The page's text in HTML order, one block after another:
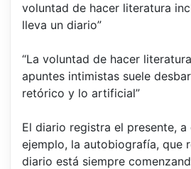
voluntad de hacer literatura
lleva un diario”
“La voluntad de hacer
apuntes intimistas suele
retórico y lo artificial”
El diario registra el presente,
ejemplo, la autobiografía, que
diario está siempre